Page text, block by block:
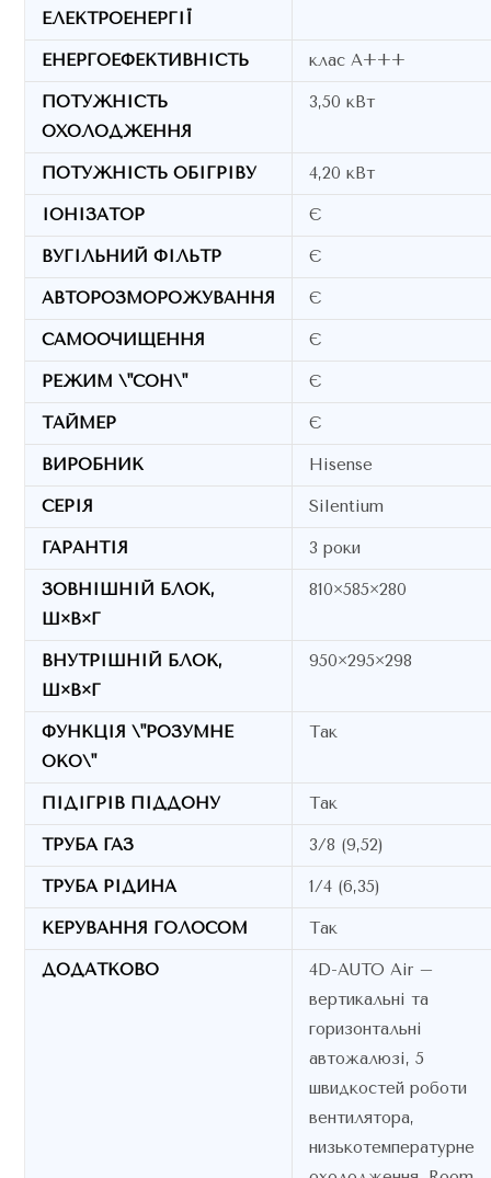
ЕЛЕКТРОЕНЕРГІЇ
ЕНЕРГОЕФЕКТИВНІСТЬ клас А+++
ПОТУЖНІСТЬ
ОХОЛОДЖЕННЯ
3,50 кВт
ПОТУЖНІСТЬ ОБІГРІВУ 4,20 кВт
ІОНІЗАТОР Є
ВУГІЛЬНИЙ ФІЛЬТР Є
АВТОРОЗМОРОЖУВАННЯ Є
САМООЧИЩЕННЯ Є
РЕЖИМ \"СОН\" Є
ТАЙМЕР Є
ВИРОБНИК Hisense
СЕРІЯ Silentium
ГАРАНТІЯ 3 роки
ЗОВНІШНІЙ БЛОК,
Ш×В×Г
810×585×280
ВНУТРІШНІЙ БЛОК,
Ш×В×Г
950×295×298
ФУНКЦІЯ \"РОЗУМНЕ
ОКО\"
Так
ПІДІГРІВ ПІДДОНУ Так
ТРУБА ГАЗ 3/8 (9,52)
ТРУБА РІДИНА 1/4 (6,35)
КЕРУВАННЯ ГОЛОСОМ Так
ДОДАТКОВО
4D-AUTO Air –
вертикальні та
горизонтальні
автожалюзі, 5
швидкостей роботи
вентилятора,
низькотемпературне